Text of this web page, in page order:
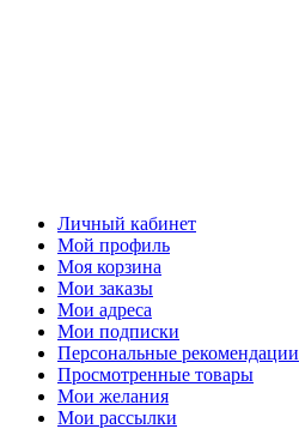
Личный кабинет
Мой профиль
Моя корзина
Мои заказы
Мои адреса
Мои подписки
Персональные рекомендации
Просмотренные товары
Мои желания
Мои рассылки